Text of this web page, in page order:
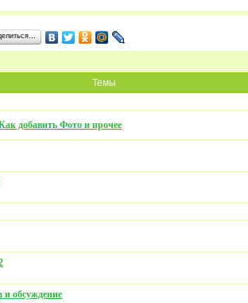
Темы
добавить Фото и прочее
обсуждение